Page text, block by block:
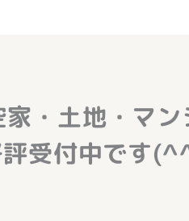
・土地・マン
受付中です